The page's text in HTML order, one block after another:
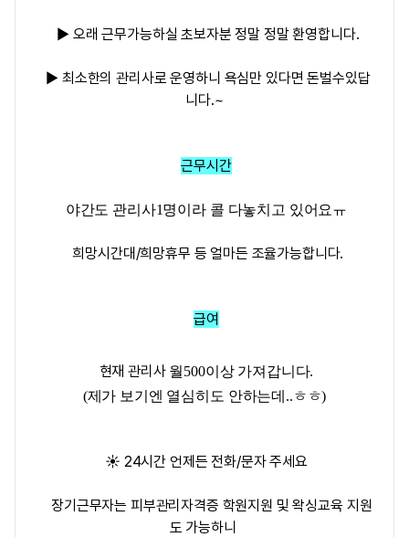
▶ 오래 근무가능하실 초보자분 정말 정말 환영합니다.
▶ 최소한의 관리사로 운영하니 욕심만 있다면 돈벌수있답
니다.~
근무시간
야간도 관리사1명이라 콜 다놓치고 있어요ㅠ
희망시간대/희망휴무 등 얼마든 조율가능합니다.
급여
현재 관리사 월500이상가져갑니다.
(제가 보기엔 열심히도 안하는데..ㅎㅎ)
☀️ 24시간 언제든 전화/문자 주세요
장기근무자는 피부관리자격증 학원지원 및 왁싱교육 지원
도 가능하니